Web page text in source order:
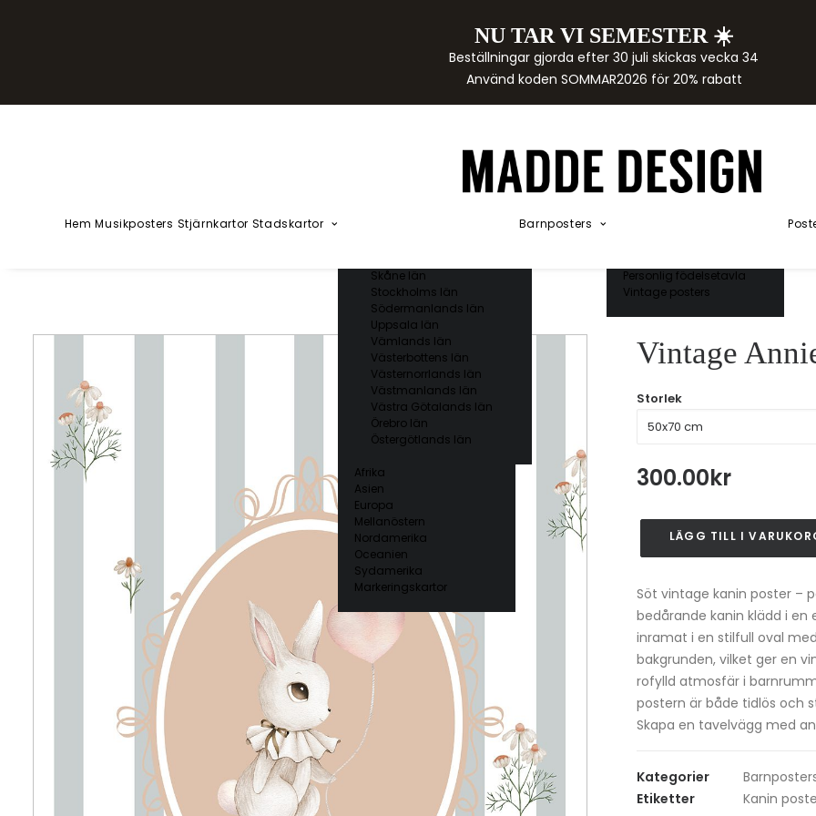
NU TAR VI SEMESTER ☀️
Beställningar gjorda efter 30 juli skickas vecka 34
Använd koden SOMMAR2026 för 20% rabatt
Hem Musikposters Stjärnkartor Stadskartor
Skåne län
Stockholms län
Södermanlands län
Uppsala län
Vämlands län
Västerbottens län
Västernorrlands län
Västmanlands län
Västra Götalands län
Örebro län
Östergötlands län
Afrika
Asien
Europa
Mellanöstern
Nordamerika
Oceanien
Sydamerika
Markeringskartor
Barnposters
Akvarellposters
Personlig födelsetavla
Vintage posters
Vintage
Storlek
300.00kr
Vintage
Annie
Poster
#2
Flowers
mängd
LÄGG TILL I
Söt vintage kanin poster –
bedårande kanin klädd i
inramat i en stilfull oval
bakgrunden, vilket ger en
rofylld atmosfär i
postern är både tidlös och
Skapa en tavelvägg med
Kategorier
Etiketter
Kanin